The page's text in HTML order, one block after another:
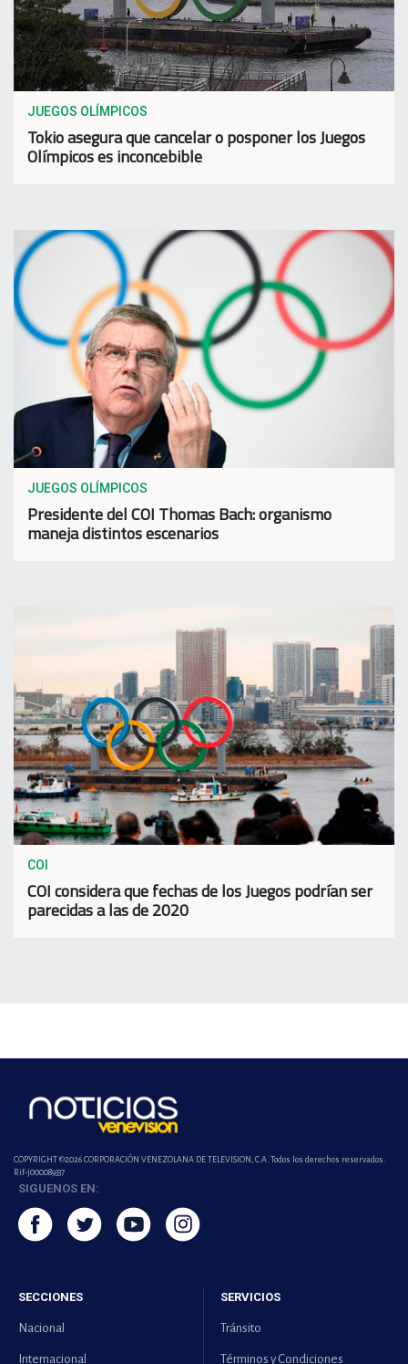
JUEGOS OLÍMPICOS
Tokio asegura que cancelar o posponer los Juegos
Olímpicos es inconcebible
JUEGOS OLÍMPICOS
Presidente del COI Thomas Bach: organismo
maneja distintos escenarios
COI
COI considera que fechas de los Juegos podrían ser
parecidas a las de 2020
COPYRIGHT ©2026 CORPORACIÓN VENEZOLANA DE TELEVISION, C.A. Todos los derechos reservados.
Rif-j000089337
SIGUENOS EN:
SECCIONES
Nacional
Internacional
SERVICIOS
Tránsito
Términos y Condiciones